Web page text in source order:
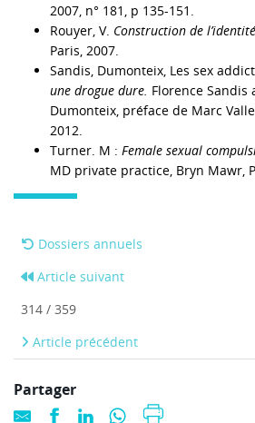
2007, n° 181, p 135-151.
Rouyer, V. Construction de
Paris, 2007.
Sandis, Dumonteix, Les sex
une drogue dure. Florence Sandis
Dumonteix, préface de Marc
2012.
Turner. M : Female sexual
MD private practice, Bryn Mawr,
Dossiers annuels
Article suivant
314 / 359
Article précédent
Partager